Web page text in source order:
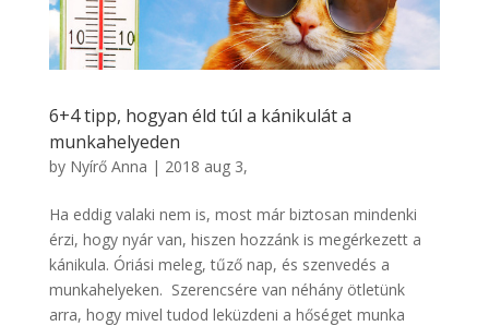
6+4 tipp, hogyan éld túl a kánikulát a
munkahelyeden
by Nyírő Anna | 2018 aug 3,
Ha eddig valaki nem is, most már biztosan mindenki
érzi, hogy nyár van, hiszen hozzánk is megérkezett a
kánikula. Óriási meleg, tűző nap, és szenvedés a
munkahelyeken. Szerencsére van néhány ötletünk
arra, hogy mivel tudod leküzdeni a hőséget munka